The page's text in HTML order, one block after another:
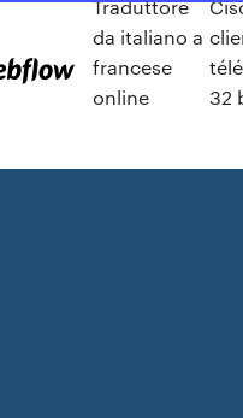
Traduttore
da italiano a
francese
online
32